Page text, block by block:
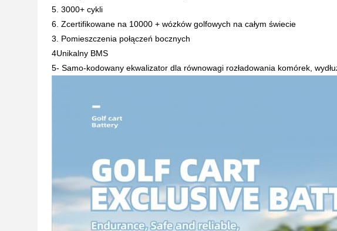
5. 3000+ cykli
6. Zcertifikowane na 10000 + wózków golfowych na całym świecie
3. Pomieszczenia połączeń bocznych
4Unikalny BMS
5- Samo-kodowany ekwalizator dla równowagi rozładowania komórek,